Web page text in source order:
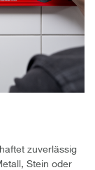
zuverlässig
Stein oder